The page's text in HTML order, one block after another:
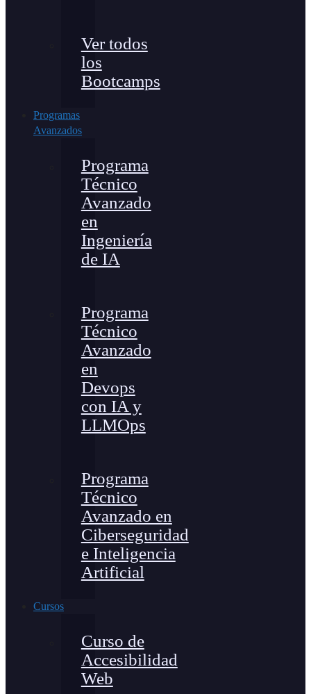
Ver todos
los
Bootcamps
Programas
Avanzados
Programa
Técnico
Avanzado
en
Ingeniería
de IA
Programa
Técnico
Avanzado
en
Devops
con IA y
LLMOps
Programa
Técnico
Avanzado en
Ciberseguridad
e Inteligencia
Artificial
Cursos
Curso de
Accesibilidad
Web